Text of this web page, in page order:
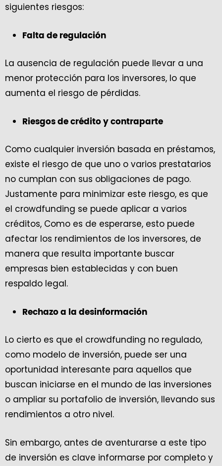
siguientes riesgos:
Falta de regulación
La ausencia de regulación puede llevar a una
menor protección para los inversores, lo que
aumenta el riesgo de pérdidas.
Riesgos de crédito y contraparte
Como cualquier inversión basada en préstamos,
existe el riesgo de que uno o varios prestatarios
no cumplan con sus obligaciones de pago.
Justamente para minimizar este riesgo, es que
el crowdfunding se puede aplicar a varios
créditos, Como es de esperarse, esto puede
afectar los rendimientos de los inversores, de
manera que resulta importante buscar
empresas bien establecidas y con buen
respaldo legal.
Rechazo a la desinformación
Lo cierto es que el crowdfunding no regulado,
como modelo de inversión, puede ser una
oportunidad interesante para aquellos que
buscan iniciarse en el mundo de las inversiones
o ampliar su portafolio de inversión, llevando sus
rendimientos a otro nivel.
Sin embargo, antes de aventurarse a este tipo
de inversión es clave informarse por completo y